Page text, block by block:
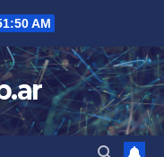
AM